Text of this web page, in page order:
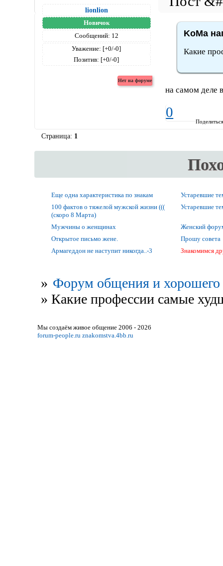
lionlion
Новичок
Сообщений: 12
Уважение: [+0/-0]
Позитив: [+0/-0]
KoMa
Какие
на самом деле
0
Страница: 1
Еще одна характеристика по знакам
Устаревшие
100 фактов о тяжелой мужской жизни (((
(скоро 8 Марта)
Устаревшие
Мужчины о женщинах
Женский
Открытое письмо жене.
Прошу совета
Армагеддон не наступит никогда..-3
Знакомимся
» Форум общения и хорошего
» Какие профессии самые
Мы создаём живое общение 2006 - 2026
forum-people.ru znakomstva.4bb.ru